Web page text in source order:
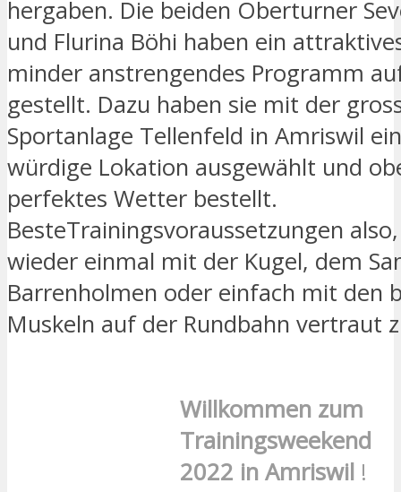
hergaben. Die beiden Oberturner
und Flurina Böhi haben ein
minder anstrengendes Programm
gestellt. Dazu haben sie mit der
Sportanlage Tellenfeld in Amriswil
würdige Lokation ausgewählt und
perfektes Wetter bestellt.
BesteTrainingsvoraussetzungen
wieder einmal mit der Kugel, dem
Barrenholmen oder einfach mit den
Muskeln auf der Rundbahn vertraut
Willkommen zum
Trainingsweekend
2022 in Amriswil !